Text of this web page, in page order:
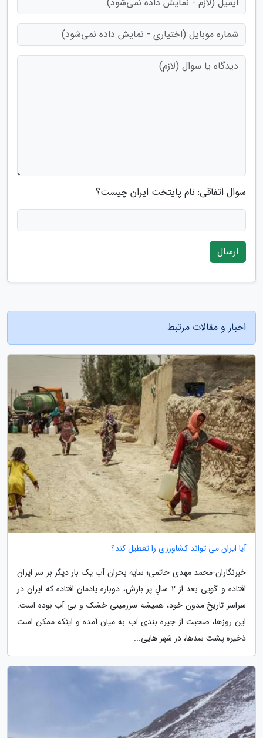
سوال اتفاقی: نام پایتخت ایران چیست؟
ارسال
اخبار و مقالات مرتبط
آیا ایران می تواند کشاورزی را تعطیل کند؟
خبرنگاران-محمد مهدی حاتمی؛ سایه بحران آب یک بار دیگر بر سر ایران
افتاده و گویی بعد از 2 سالِ پر بارش، دوباره یادمان افتاده که ایران در
سراسر تاریخ مدون خود، همیشه سرزمینی خشک و بی آب بوده است.
این روزها، صحبت از جیره بندی آب به میان آمده و اینکه ممکن است
ذخیره پشت سدها، در شهر هایی...